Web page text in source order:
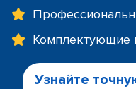
Комплектующие
Узнайте